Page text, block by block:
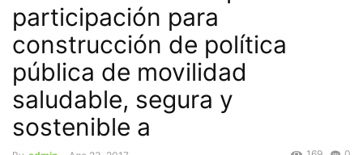
participación para
construcción de política
pública de movilidad
saludable, segura y
sostenible a